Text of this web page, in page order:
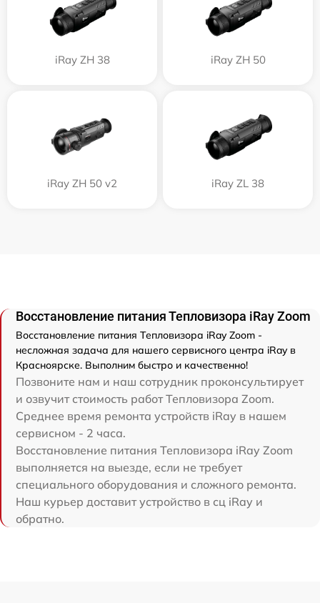
iRay ZH 38 iRay ZH 50
iRay ZH 50 v2 iRay ZL 38
Восстановление питания Тепловизора iRay Zoom
Восстановление питания Тепловизора iRay Zoom -
несложная задача для нашего сервисного центра iRay в
Красноярске. Выполним быстро и качественно!
Позвоните нам и наш сотрудник проконсультирует
и озвучит стоимость работ Тепловизора Zoom.
Среднее время ремонта устройств iRay в нашем
сервисном - 2 часа.
Восстановление питания Тепловизора iRay Zoom
выполняется на выезде, если не требует
специального оборудования и сложного ремонта.
Наш курьер доставит устройство в сц iRay и
обратно.